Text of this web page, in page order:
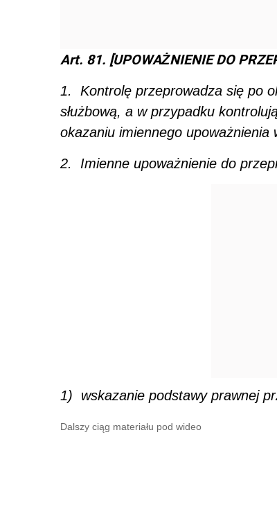
Art. 81. [UPOWAŻNIENIE DO
1. Kontrolę przeprowadza się po
służbową, a w przypadku
okazaniu imiennego
2. Imienne upoważnienie do
1) wskazanie podstawy prawnej
Dalszy ciąg materiału pod wideo